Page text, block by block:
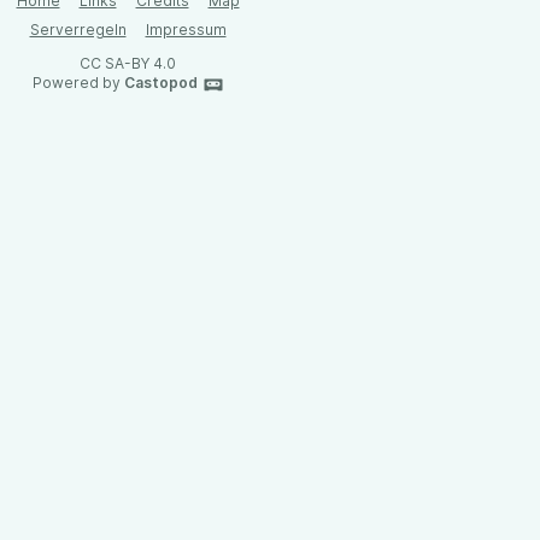
Serverregeln
Impressum
CC SA-BY 4.0
Powered by Castopod